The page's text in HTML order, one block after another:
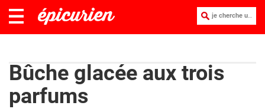
je cherche une recette :
Bûche glacée aux trois
parfums